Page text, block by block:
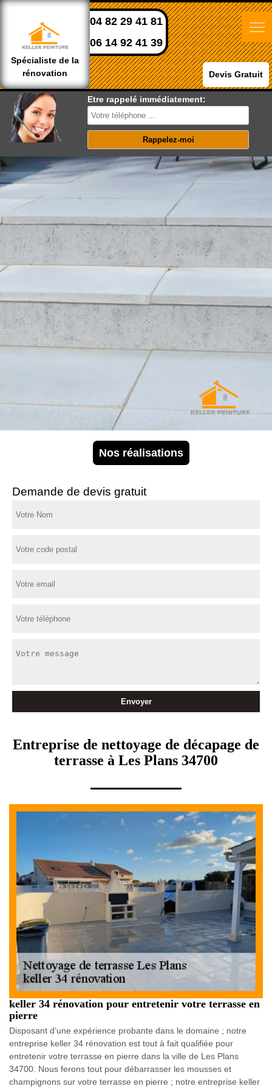
Spécialiste de la
rénovation
04 82 29 41 81
06 14 92 41 39
Devis Gratuit
Etre rappelé immédiatement:
Nos réalisations
Demande de devis gratuit
Entreprise de nettoyage de décapage de
terrasse à Les Plans 34700
keller 34 rénovation pour entretenir votre terrasse en
pierre
Disposant d’une expérience probante dans le domaine ; notre
entreprise keller 34 rénovation est tout à fait qualifiée pour
entretenir votre terrasse en pierre dans la ville de Les Plans
34700. Nous ferons tout pour débarrasser les mousses et
champignons sur votre terrasse en pierre ; notre entreprise keller